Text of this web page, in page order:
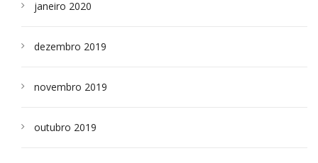
janeiro 2020
dezembro 2019
novembro 2019
outubro 2019